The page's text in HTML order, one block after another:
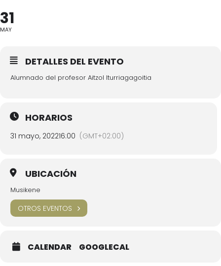
31
MAY
DETALLES DEL EVENTO
Alumnado del profesor Aitzol Iturriagagoitia
HORARIOS
31 mayo, 202216:00 (GMT+02:00)
UBICACIÓN
Musikene
OTROS EVENTOS
CALENDAR GOOGLECAL